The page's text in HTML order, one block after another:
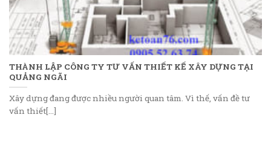
THÀNH LẬP CÔNG TY TƯ VẤN THIẾT KẾ XÂY DỰNG TẠI
QUẢNG NGÃI
Xây dựng đang được nhiều người quan tâm. Vì thế, vấn đề tư
vấn thiết[...]